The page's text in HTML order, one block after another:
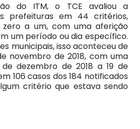
do ITM, o TCE avaliou a
prefeituras em 44 critérios,
a um, com uma aferição
um período ou dia específico.
municipais, isso aconteceu de
novembro de 2018, com uma
dezembro de 2018 a 19 de
106 casos dos 184 notificados
critério que estava sendo